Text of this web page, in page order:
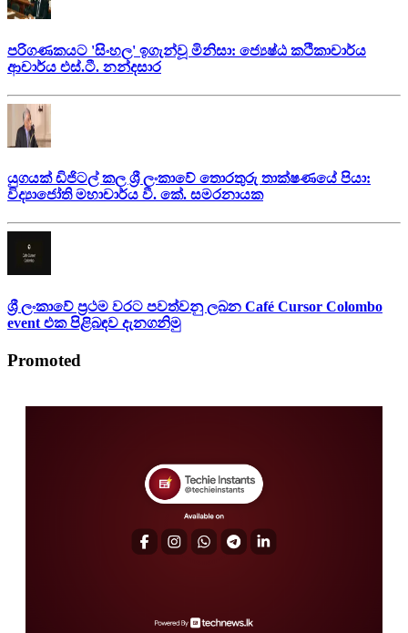
පරිගණකයට 'සිංහල' ඉගැන්වූ මිනිසා: ජ්‍යෙෂ්ඨ කථිකාචාර්ය
ආචාර්ය එස්.ටී. නන්දසාර
යුගයක් ඩිජිටල් කල ශ්‍රී ලංකාවේ තොරතුරු තාක්ෂණයේ පියා:
විද්‍යාජෝති මහාචාර්ය වී. කේ. සමරනායක
ශ්‍රී ලංකාවේ ප්‍රථම වරට පවත්වනු ලබන Café Cursor Colombo
event එක පිළිබඳව දැනගනිමු
Promoted